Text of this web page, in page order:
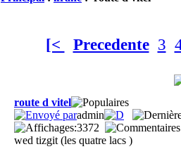
[< Precedente 3
route d vitel
admin
3372
wed tizgit (les quatre lacs )